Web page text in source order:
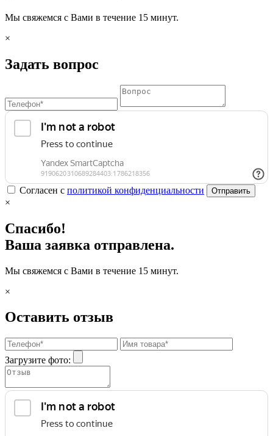
Мы свяжемся с Вами в течение 15 минут.
×
Задать вопрос
Согласен с политикой конфиденциальности Отправить
×
Спасибо!
Ваша заявка отправлена.
Мы свяжемся с Вами в течение 15 минут.
×
Оставить отзыв
Загрузите фото: